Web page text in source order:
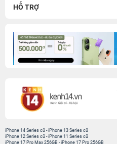
HỖ TRỢ
iPhone 14 Series cũ -iPhone 13 Series cũ
iPhone 12 Series cũ -iPhone 11 Series cũ
iPhone 17 Pro Max 256GB -iPhone 17 Pro 256GB